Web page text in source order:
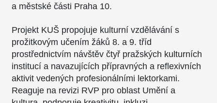
a městské části Praha 10.
Projekt KUŠ propojuje kulturní vzdělávání s
prožitkovým učením žáků 8. a 9. tříd
prostřednictvím návštěv čtyř pražských kulturních
institucí a navazujících přípravných a reflexivních
aktivit vedených profesionálními lektorkami.
Reaguje na revizi RVP pro oblast Umění a